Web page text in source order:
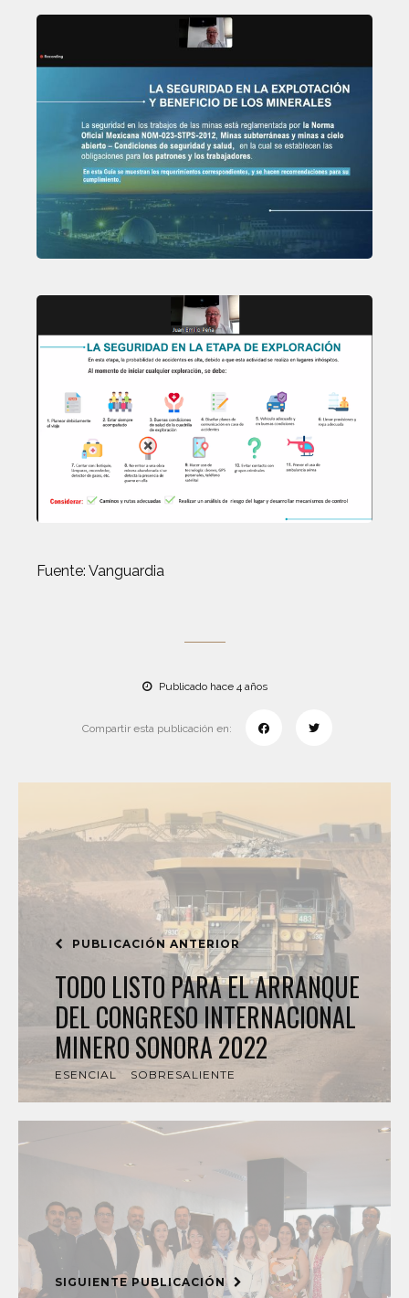
Fuente: Vanguardia
Publicado hace 4 años
Compartir esta publicación en:
PUBLICACIÓN ANTERIOR
TODO LISTO PARA EL ARRANQUE
DEL CONGRESO INTERNACIONAL
MINERO SONORA 2022
ESENCIAL SOBRESALIENTE
SIGUIENTE PUBLICACIÓN